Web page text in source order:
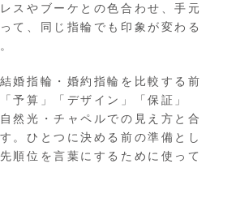
スやブーケとの色合わせ、手元
て、同じ指輪でも印象が変わる
婚指輪・婚約指輪を比較する前
予算」「デザイン」「保証」
然光・チャペルでの見え方と合
。ひとつに決める前の準備とし
順位を言葉にするために使って